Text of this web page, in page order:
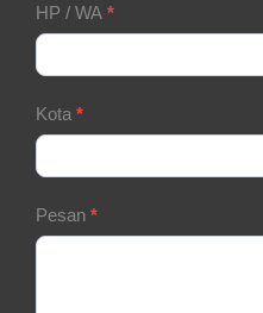
HP / WA *
Kota *
Pesan *